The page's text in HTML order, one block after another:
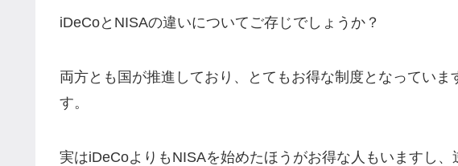
iDeCoとNISAの違いについてご存じでしょうか？
両方とも国が推進しており、とてもお得な制度となっていま
す。
実はiDeCoよりもNISAを始めたほうがお得な人もいますし